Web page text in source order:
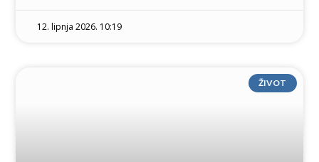
12. lipnja 2026. 10:19
ŽIVOT